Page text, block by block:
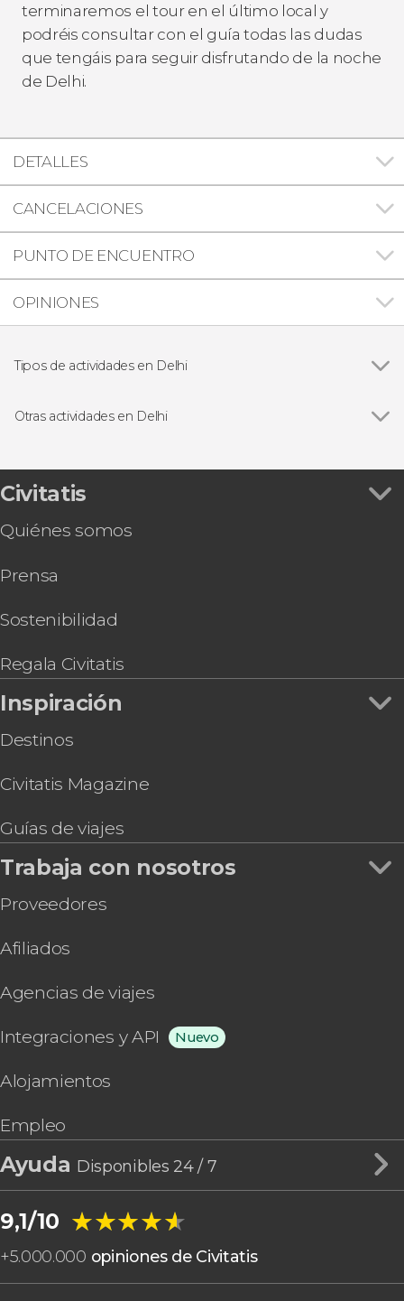
terminaremos el tour en el último local y
podréis consultar con el guía todas las dudas
que tengáis para seguir disfrutando de la noche
de Delhi.
DETALLES
CANCELACIONES
PUNTO DE ENCUENTRO
OPINIONES
Tipos de actividades en Delhi
Excursiones de un día
Otras actividades en Delhi
Free tour por Delhi
Tour gastronómico por Delhi
Akshardham
Tour espiritual privado por Delhi
Tour en bicicleta por Delhi
Boda hindú ¡Cásate con el rito tradicional!
Civitatis
Quiénes somos
Prensa
Sostenibilidad
Regala Civitatis
Inspiración
Destinos
Civitatis Magazine
Guías de viajes
Trabaja con nosotros
Proveedores
Afiliados
Agencias de viajes
Integraciones y API Nuevo
Alojamientos
Empleo
Ayuda Disponibles 24 / 7
9,1/10 ★★★★★
★★★★★
+5.000.000 opiniones de Civitatis